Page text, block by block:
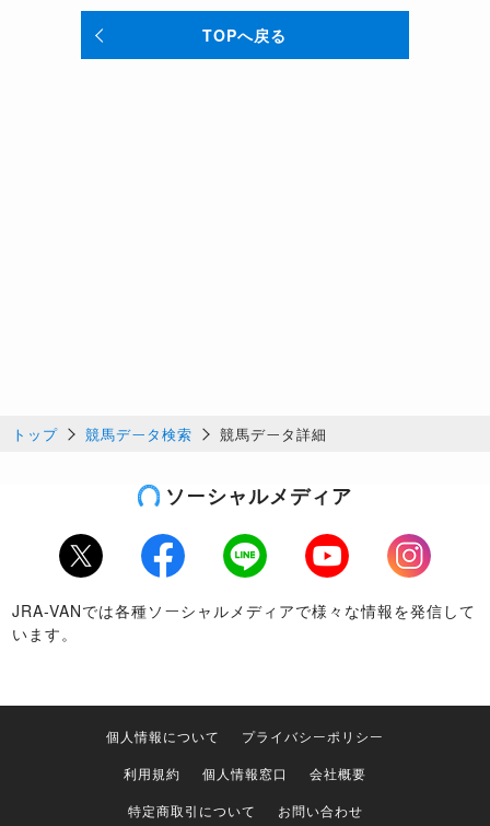
TOPへ戻る
トップ 競馬データ検索 競馬データ詳細
ソーシャルメディア
Twitter Facebook LINE Youtube
Instagram
JRA-VANでは各種ソーシャルメディアで様々な情報を発信して
います。
個人情報について
プライバシーポリシー
利用規約
個人情報窓口
会社概要
特定商取引について
お問い合わせ